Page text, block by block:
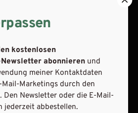
wird, um die Inhalte besser auf
kann ich diese Funktion jederzeit
finden Sie in unseren
.
kostenlosen
Newsletter abonnieren und
meiner Kontaktdaten
Mail-Marketings durch den
Den Newsletter oder die E-Mail-
jederzeit abbestellen.